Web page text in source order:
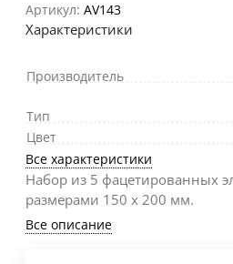
Артикул: AV143
Характеристики
Производитель
Тип
Цвет
Все характеристики
Набор из 5 фацетированных
размерами 150 х 200 мм.
Все описание